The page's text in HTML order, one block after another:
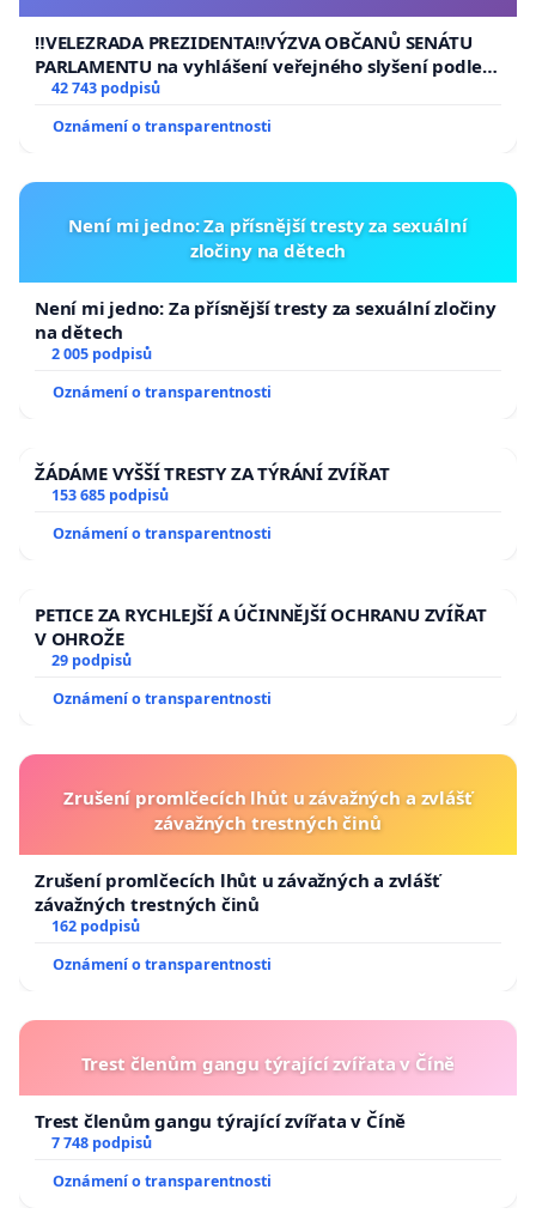
republiky
‼️VELEZRADA PREZIDENTA‼️VÝZVA OBČANŮ SENÁTU
PARLAMENTU na vyhlášení veřejného slyšení podle §
144 jednacího řádu Senátu k návrhu na přijetí
republiky
42 743 podpisů
Oznámení o transparentnosti
Není mi jedno: Za přísnější tresty za sexuální
zločiny na dětech
Není mi jedno: Za přísnější tresty za sexuální zločiny
na dětech
2 005 podpisů
Oznámení o transparentnosti
ŽÁDÁME VYŠŠÍ TRESTY ZA TÝRÁNÍ ZVÍŘAT
153 685 podpisů
Oznámení o transparentnosti
PETICE ZA RYCHLEJŠÍ A ÚČINNĚJŠÍ OCHRANU ZVÍŘAT
V OHROŽE
29 podpisů
Oznámení o transparentnosti
Zrušení promlčecích lhůt u závažných a zvlášť
závažných trestných činů
Zrušení promlčecích lhůt u závažných a zvlášť
závažných trestných činů
162 podpisů
Oznámení o transparentnosti
Trest členům gangu týrající zvířata v Číně
Trest členům gangu týrající zvířata v Číně
7 748 podpisů
Oznámení o transparentnosti